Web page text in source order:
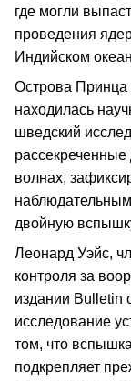
где могли
проведения
Индийском
Острова
находилась
шведский
волнах,
двойную
Леонард Уэйс,
контроля за
издании Bulletin
исследование
том, что
подкрепляет